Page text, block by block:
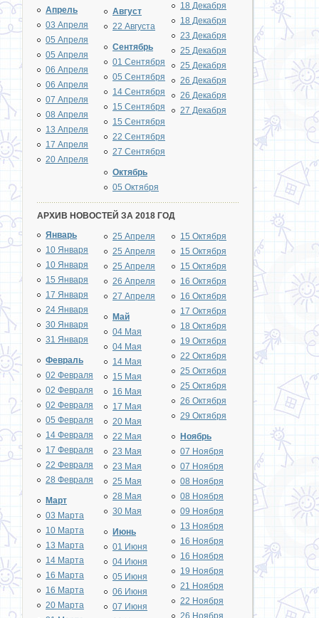
Апрель
03 Апреля
05 Апреля
05 Апреля
06 Апреля
06 Апреля
07 Апреля
08 Апреля
13 Апреля
17 Апреля
20 Апреля
Август
22 Августа
Сентябрь
01 Сентября
05 Сентября
14 Сентября
15 Сентября
15 Сентября
22 Сентября
27 Сентября
Октябрь
05 Октября
18 Декабря
18 Декабря
23 Декабря
25 Декабря
25 Декабря
26 Декабря
26 Декабря
27 Декабря
АРХИВ НОВОСТЕЙ ЗА 2018 ГОД
Январь
10 Января
10 Января
15 Января
17 Января
24 Января
30 Января
31 Января
Февраль
02 Февраля
02 Февраля
02 Февраля
05 Февраля
14 Февраля
17 Февраля
22 Февраля
28 Февраля
Март
03 Марта
10 Марта
13 Марта
14 Марта
16 Марта
16 Марта
20 Марта
25 Апреля
25 Апреля
25 Апреля
26 Апреля
27 Апреля
Май
04 Мая
04 Мая
14 Мая
15 Мая
16 Мая
17 Мая
20 Мая
22 Мая
23 Мая
23 Мая
25 Мая
28 Мая
30 Мая
Июнь
01 Июня
04 Июня
05 Июня
06 Июня
07 Июня
15 Октября
15 Октября
15 Октября
16 Октября
16 Октября
17 Октября
18 Октября
19 Октября
22 Октября
25 Октября
25 Октября
26 Октября
29 Октября
Ноябрь
07 Ноября
07 Ноября
08 Ноября
08 Ноября
09 Ноября
13 Ноября
16 Ноября
16 Ноября
19 Ноября
21 Ноября
22 Ноября
26 Ноября